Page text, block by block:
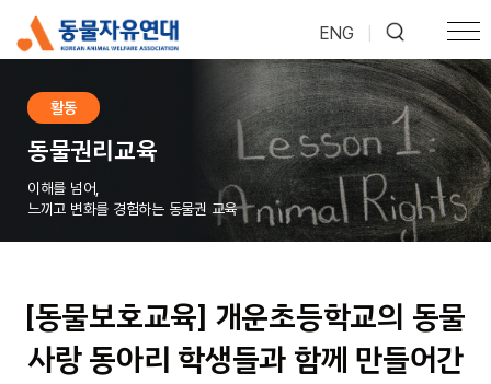
ENG
활동
동물권리교육
이해를 넘어,
느끼고 변화를 경험하는 동물권 교육
[동물보호교육] 개운초등학교의 동물
사랑 동아리 학생들과 함께 만들어간